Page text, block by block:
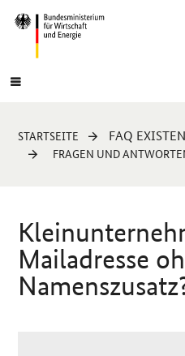
Navigation
Hauptmenü
Sie
sind
STARTSEITE FAQ
FRAGEN UND
Mailadresse